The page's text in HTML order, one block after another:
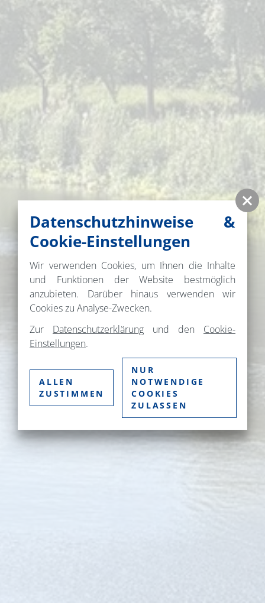
Datenschutzhinweise &
Cookie-Einstellungen
Wir verwenden Cookies, um Ihnen die Inhalte
und Funktionen der Website bestmöglich
anzubieten. Darüber hinaus verwenden wir
Cookies zu Analyse-Zwecken.
Zur Datenschutzerklärung und den Cookie-
Einstellungen.
ALLEN
ZUSTIMMEN
NUR
NOTWENDIGE
COOKIES
ZULASSEN